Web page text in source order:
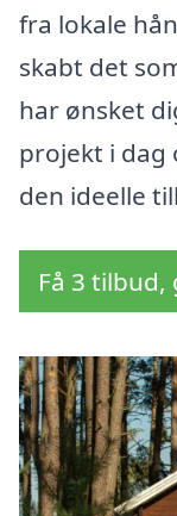
fra lokale
skabt det
har ønsket
projekt i dag
den ideelle
Få 3